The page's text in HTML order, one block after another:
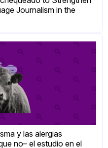
Journalism in the
y las alergias
no– el estudio en el